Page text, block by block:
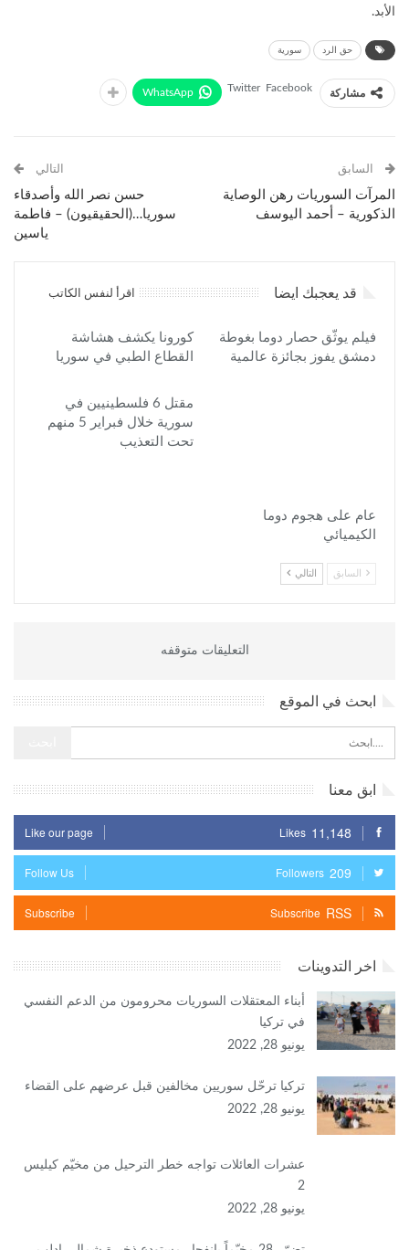
الأبد.
حق الرد سورية
مشاركة Facebook
Twitter
WhatsApp
السابق
المرآت السوريات رهن الوصاية
الذكورية – أحمد اليوسف
التالي
حسن نصر الله وأصدقاء
سوريا…(الحقيقيون) – فاطمة
ياسين
قد يعجبك ايضا اقرأ لنفس الكاتب
فيلم يوثّق حصار دوما بغوطة
دمشق يفوز بجائزة عالمية
كورونا يكشف هشاشة
القطاع الطبي في سوريا
عام على هجوم دوما
الكيميائي
مقتل 6 فلسطينيين في
سورية خلال فبراير 5 منهم
تحت التعذيب
السابق التالي
التعليقات متوقفه
ابحث في الموقع
ابق معنا
11,148
Likes
Like our page
209
Followers
Follow Us
RSS
Subscribe
Subscribe
اخر التدوينات
أبناء المعتقلات السوريات محرومون من الدعم النفسي
في تركيا
يونيو 28, 2022
تركيا ترحّل سوريين مخالفين قبل عرضهم على القضاء
يونيو 28, 2022
عشرات العائلات تواجه خطر الترحيل من مخيّم كيليس
2
يونيو 28, 2022